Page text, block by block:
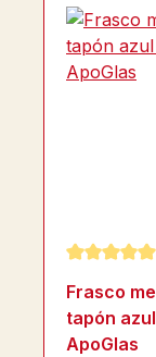
Frasco
tapón
ApoGlas